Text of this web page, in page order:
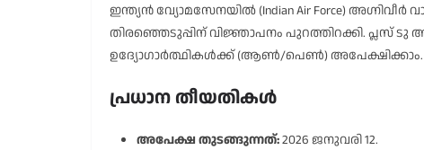
ഇന്ത്യൻ വ്യോമസേനയിൽ (Indian Air Force) അഗ്നിവീർ
തിരഞ്ഞെടുപ്പിന് വിജ്ഞാപനം പുറത്തിറക്കി. പ്ലസ്
ഉദ്യോഗാർത്ഥികൾക്ക് (ആൺ/പെൺ) അപേക്ഷിക്കാം.
പ്രധാന തീയതികൾ
അപേക്ഷ തുടങ്ങുന്നത്:2026 ജനുവരി 12.